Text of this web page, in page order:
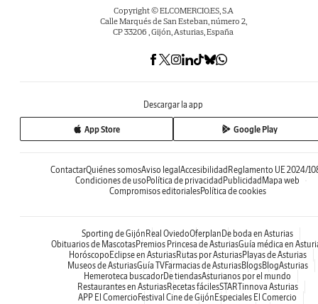
Copyright © ELCOMERCIO.ES, S.A
Calle Marqués de San Esteban, número 2,
CP 33206 , Gijón, Asturias, España
Descargar la app
App Store Google Play
ContactarQuiénes somosAviso legal Accesibilidad Reglamento UE 2024/
Condiciones de uso Política de privacidad Publicidad Mapa web
Compromisos editorialesPolítica de cookies
Sporting de Gijón Real OviedoOferplan De boda en Asturias
Obituarios de MascotasPremios Princesa de AsturiasGuía médica en
Horóscopo Eclipse en AsturiasRutas por AsturiasPlayas de Asturias
Museos de AsturiasGuía TVFarmacias de AsturiasBlogsBlogAsturias
Hemeroteca buscadorDe tiendasAsturianos por el mundo
Restaurantes en AsturiasRecetas fácilesSTARTinnova Asturias
APP El Comercio Festival Cine de Gijón Especiales El Comercio